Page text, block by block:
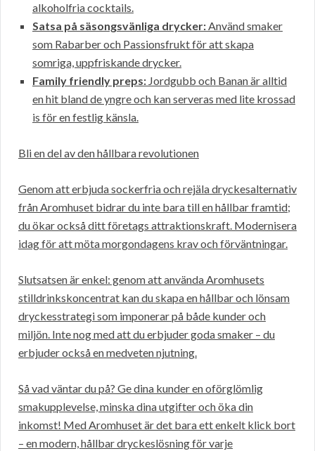
alkoholfria cocktails.
Satsa på säsongsvänliga drycker:Använd smaker
som Rabarber och Passionsfrukt för att skapa
somriga, uppfriskande drycker.
Family friendly preps: Jordgubb och Banan är alltid
en hit bland de yngre och kan serveras med lite krossad
is för en festlig känsla.
Bli en del av den hållbara revolutionen
Genom att erbjuda sockerfria och rejäla dryckesalternativ
från Aromhuset bidrar du inte bara till en hållbar framtid;
du ökar också ditt företags attraktionskraft. Modernisera
idag för att möta morgondagens krav och förväntningar.
Slutsatsen är enkel: genom att använda Aromhusets
stilldrinkskoncentrat kan du skapa en hållbar och lönsam
dryckesstrategi som imponerar på både kunder och
miljön. Inte nog med att du erbjuder goda smaker – du
erbjuder också en medveten njutning.
Så vad väntar du på? Ge dina kunder en oförglömlig
smakupplevelse, minska dina utgifter och öka din
inkomst! Med Aromhuset är det bara ett enkelt klick bort
– en modern, hållbar dryckeslösning för varje